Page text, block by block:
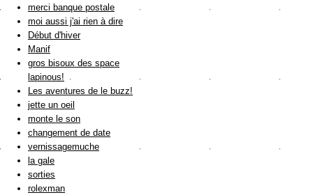
merci banque postale
moi aussi j'ai rien à dire
Début d'hiver
Manif
gros bisoux des space
lapinous!
Les aventures de le buzz!
jette un oeil
monte le son
changement de date
vernissagemuche
la gale
sorties
rolexman